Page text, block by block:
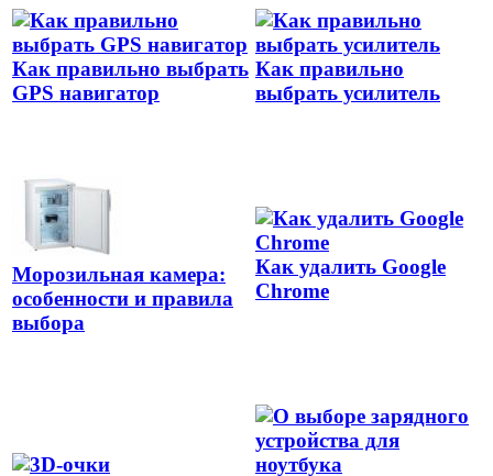
Как правильно выбрать
GPS навигатор
Как правильно
выбрать усилитель
Морозильная камера:
особенности и правила
выбора
Как удалить Google
Chrome